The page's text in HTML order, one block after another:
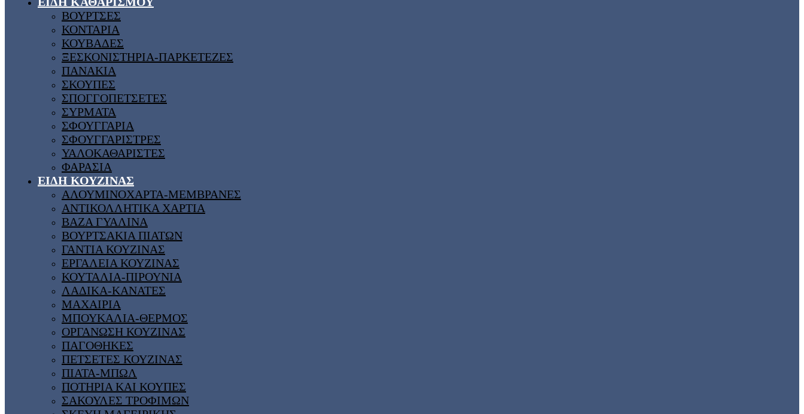
ΒΟΥΡΤΣΕΣ
ΚΟΝΤΑΡΙΑ
ΚΟΥΒΑΔΕΣ
ΞΕΣΚΟΝΙΣΤΗΡΙΑ-ΠΑΡΚΕΤΕΖΕΣ
ΠΑΝΑΚΙΑ
ΣΚΟΥΠΕΣ
ΣΠΟΓΓΟΠΕΤΣΕΤΕΣ
ΣΥΡΜΑΤΑ
ΣΦΟΥΓΓΑΡΙΑ
ΣΦΟΥΓΓΑΡΙΣΤΡΕΣ
ΥΑΛΟΚΑΘΑΡΙΣΤΕΣ
ΦΑΡΑΣΙΑ
ΕΙΔΗ ΚΟΥΖΙΝΑΣ
ΑΛΟΥΜΙΝΟΧΑΡΤΑ-ΜΕΜΒΡΑΝΕΣ
ΑΝΤΙΚΟΛΛΗΤΙΚΑ ΧΑΡΤΙΑ
ΒΑΖΑ ΓΥΑΛΙΝΑ
ΒΟΥΡΤΣΑΚΙΑ ΠΙΑΤΩΝ
ΓΑΝΤΙΑ ΚΟΥΖΙΝΑΣ
ΕΡΓΑΛΕΙΑ ΚΟΥΖΙΝΑΣ
ΚΟΥΤΑΛΙΑ-ΠΙΡΟΥΝΙΑ
ΛΑΔΙΚΑ-ΚΑΝΑΤΕΣ
ΜΑΧΑΙΡΙΑ
ΜΠΟΥΚΑΛΙΑ-ΘΕΡΜΟΣ
ΟΡΓΑΝΩΣΗ ΚΟΥΖΙΝΑΣ
ΠΑΓΟΘΗΚΕΣ
ΠΕΤΣΕΤΕΣ ΚΟΥΖΙΝΑΣ
ΠΙΑΤΑ-ΜΠΩΛ
ΠΟΤΗΡΙΑ ΚΑΙ ΚΟΥΠΕΣ
ΣΑΚΟΥΛΕΣ ΤΡΟΦΙΜΩΝ